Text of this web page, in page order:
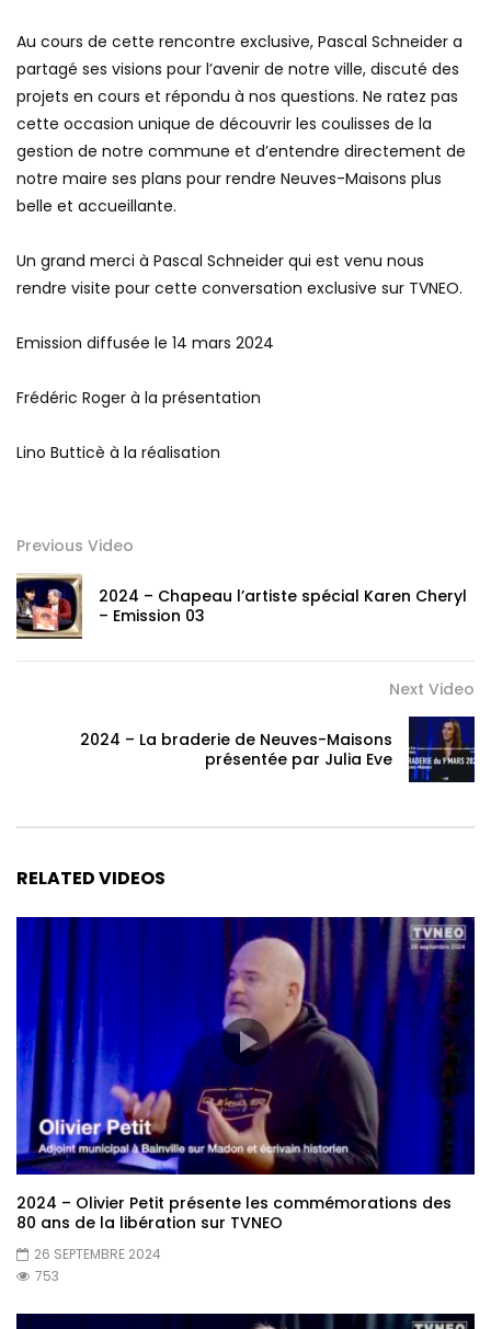
Au cours de cette rencontre exclusive, Pascal Schneider a
partagé ses visions pour l’avenir de notre ville, discuté des
projets en cours et répondu à nos questions. Ne ratez pas
cette occasion unique de découvrir les coulisses de la
gestion de notre commune et d’entendre directement de
notre maire ses plans pour rendre Neuves-Maisons plus
belle et accueillante.
Un grand merci à Pascal Schneider qui est venu nous
rendre visite pour cette conversation exclusive sur TVNEO.
Emission diffusée le 14 mars 2024
Frédéric Roger à la présentation
Lino Butticè à la réalisation
Previous Video
2024 – Chapeau l’artiste spécial Karen Cheryl
– Emission 03
Next Video
2024 – La braderie de Neuves-Maisons
présentée par Julia Eve
RELATED VIDEOS
2024 – Olivier Petit présente les commémorations des
80 ans de la libération sur TVNEO
26 SEPTEMBRE 2024
753